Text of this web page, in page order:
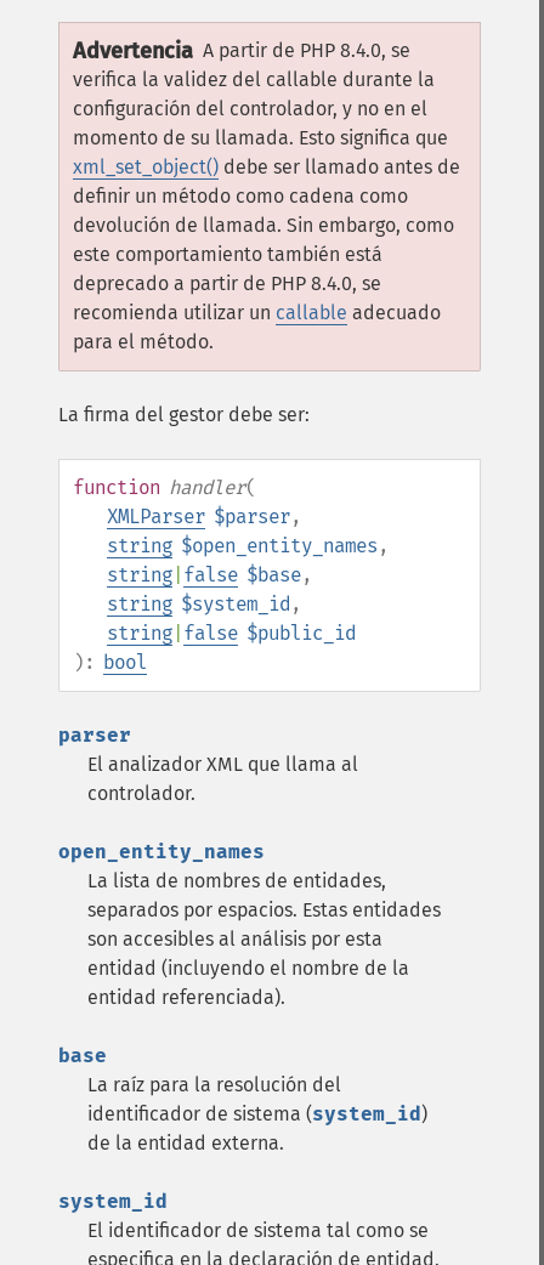
Advertencia A partir de PHP 8.4.0, se
verifica la validez del callable durante la
configuración del controlador, y no en el
momento de su llamada. Esto significa que
xml_set_object() debe ser llamado antes de
definir un método como cadena como
devolución de llamada. Sin embargo, como
este comportamiento también está
deprecado a partir de PHP 8.4.0, se
recomienda utilizar un callable adecuado
para el método.
La firma del gestor debe ser:
function handler(
XMLParser $parser,
string $open_entity_names ,
string false $base,
string $system_id ,
string false $public_id
): bool
parser
El analizador XML que llama al
controlador.
open_entity_names
La lista de nombres de entidades,
separados por espacios. Estas entidades
son accesibles al análisis por esta
entidad (incluyendo el nombre de la
entidad referenciada).
base
La raíz para la resolución del
identificador de sistema (system_id)
de la entidad externa.
system_id
El identificador de sistema tal como se
especifica en la declaración de entidad.